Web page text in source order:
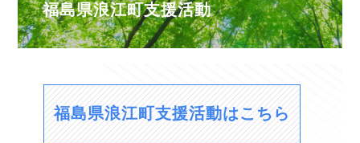
福島県浪江町支援活動
福島県浪江町支援活動はこちら